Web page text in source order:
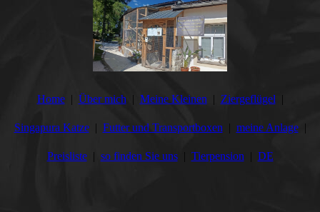
Home Über mich Meine Kleinen Ziergeflügel
Singapura Katze Futter und Transportboxen meine Anlage
Preisliste so finden Sie uns Tierpension DE